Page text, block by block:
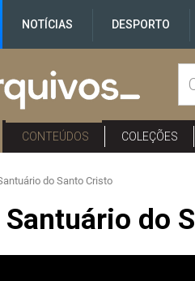
NOTÍCIAS DESPORTO
CONTEÚDOS COLEÇÕES
do Santo Cristo
do